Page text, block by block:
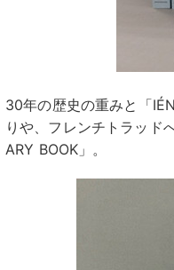
30年の歴史の重みと「
りや、フレンチトラッド
ARY BOOK」。